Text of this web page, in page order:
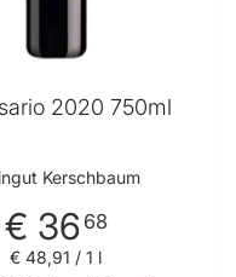
2020 750ml
Kerschbaum
€ 36 68
€ 48,91 / 1 l